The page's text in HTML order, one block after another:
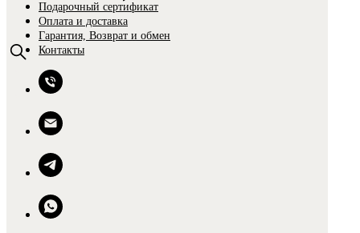
Подарочный сертификат
Оплата и доставка
Гарантия, Возврат и обмен
Контакты